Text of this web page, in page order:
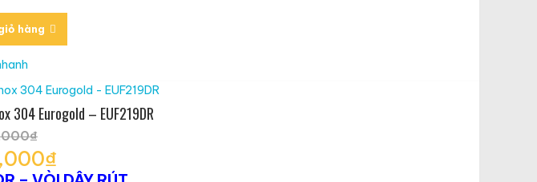
hàng
304 Eurogold – EUF219DR
₫
Giá
gốc
₫